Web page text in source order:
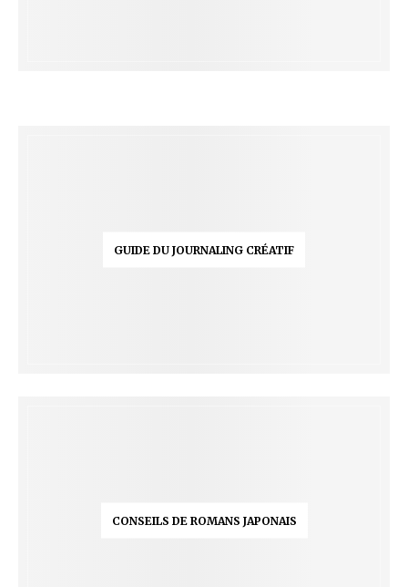
GUIDE DU JOURNALING CRÉATIF
CONSEILS DE ROMANS JAPONAIS